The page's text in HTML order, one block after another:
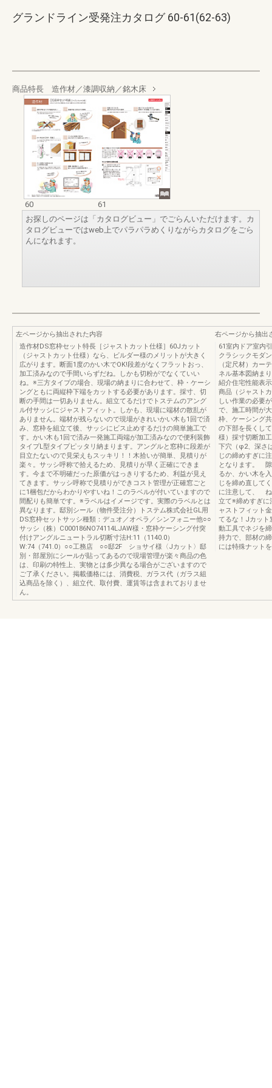
グランドライン受発注カタログ 60-61(62-63)
商品特長 造作材／漆調収納／銘木床
60
61
お探しのページは「カタログビュー」でごらんいただけます。カ
タログビューではweb上でパラパラめくりながらカタログをごら
んになれます。
左ページから抽出された内容
造作材DS窓枠セット特長［ジャストカット仕様］60Jカット
（ジャストカット仕様）なら、ビルダー様のメリットが大きく
広がります。断面1度のかい木でOK!段差がなくフラットおっ、
加工済みなので手間いらずだね。しかも切粉がでなくていい
ね。※三方タイプの場合、現場の納まりに合わせて、枠・ケーシ
ングともに両縦枠下端をカットする必要があります。採寸、切
断の手間は一切ありません。組立てるだけでトステムのアング
ル付サッシにジャストフィット。しかも、現場に端材の散乱が
ありません。端材が残らないので現場がきれいかい木も1回で済
み、窓枠を組立て後、サッシにビス止めするだけの簡単施工で
す。かい木も1回で済み一発施工両端が加工済みなので便利装飾
タイプL型タイプピッタリ納まります。アングルと窓枠に段差が
目立たないので見栄えもスッキリ！！木拾いが簡単、見積りが
楽々。サッシ呼称で拾えるため、見積りが早く正確にできま
す。今まで不明確だった原価がはっきりするため、利益が見え
てきます。サッシ呼称で見積りができコスト管理が正確窓ごと
に1梱包だからわかりやすいね！このラベルが付いていますので
間配りも簡単です。※ラベルはイメージです。実際のラベルとは
異なります。邸別シール（物件受注分）トステム株式会社GL用
DS窓枠セットサッシ種類：デュオ／オペラ／シンフォニー他○○
サッシ（株）C000186NO74114LJAW様・窓枠ケーシング付突
付けアングルニュートラル切断寸法H:11（1140.0）
W:74（741.0）○○工務店 ○○邸2F ショサイ様〈Jカット〉邸
別・部屋別にシールが貼ってあるので現場管理が楽々商品の色
は、印刷の特性上、実物とは多少異なる場合がございますので
ご了承ください。掲載価格には、消費税、ガラス代（ガラス組
込商品を除く）、組立代、取付費、運賃等は含まれておりませ
ん。
右ページから抽出
61室内ドア室内
クラシックモダ
（定尺材）カー
ネル基本図納ま
紹介住宅性能表
商品（ジャスト
しい作業の必要
で、施工時間が
枠、ケーシング
の下部を長くし
様）採寸切断加
下穴（φ2、深さ
じの締めすぎに
となります。 隙
るか、かい木を
じを締め直して
に注意して、 ね
立て※締めすぎ
ャストフィット
てるな！Jカット
動工具でネジを
持力で、部材の
には特殊ナット